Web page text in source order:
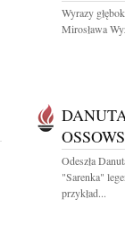
Wyrazy
Mirosława
Odeszła
"Sarenka"
przykład...